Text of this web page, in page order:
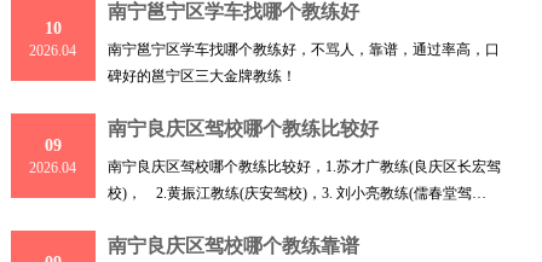
10
2026.04
南宁邕宁区学车找哪个教练好
南宁邕宁区学车找哪个教练好，不骂人，靠谱，通过率高，口
碑好的邕宁区三大金牌教练！
09
2026.04
南宁良庆区驾校哪个教练比较好
南宁良庆区驾校哪个教练比较好，1.苏才广教练(良庆区长宏驾
校)， 2.黄振江教练(庆安驾校)，3. 刘小亮教练(儒春堂驾
南宁良庆区驾校哪个教练靠谱